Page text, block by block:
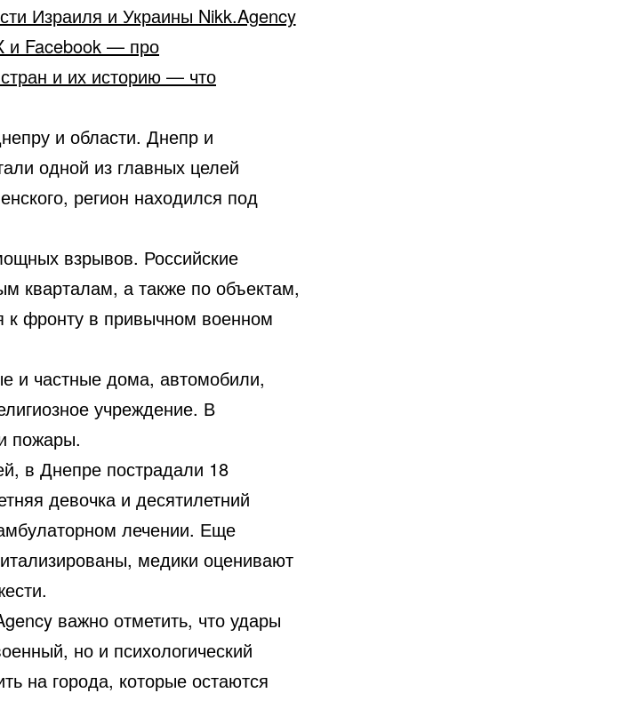
Израиля и Украины Nikk.Agency
и Facebook — про
и их историю — что
и области. Днепр и
одной из главных целей
регион находился под
взрывов. Российские
кварталам, а также по объектам,
фронту в привычном военном
и частные дома, автомобили,
учреждение. В
пожары.
в Днепре пострадали 18
девочка и десятилетний
лечении. Еще
медики оценивают
важно отметить, что удары
но и психологический
на города, которые остаются